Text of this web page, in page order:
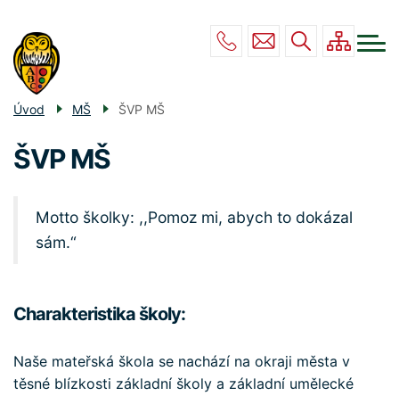
hlavnímu
obsahu
navigace
MŠ
DRUŽINA
POVINNÉ INFO
Úvod MŠ ŠVP MŠ
ŠVP MŠ
Motto školky: ,,Pomoz mi, abych to dokázal
sám.“
Charakteristika školy:
Naše mateřská škola se nachází na okraji města v
těsné blízkosti základní školy a základní umělecké